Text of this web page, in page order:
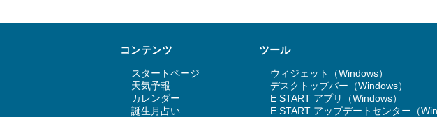
コンテンツ
スタートページ
天気予報
カレンダー
誕生月占い
ツール
ウィジェット（Windows）
デスクトップバー（Windows）
E START アプリ（Windows）
E START アップデートセンター（